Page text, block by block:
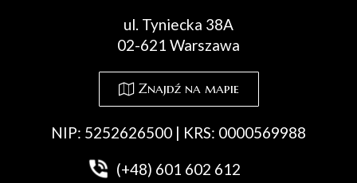
ul. Tyniecka 38A
02-621 Warszawa
Znajdź na mapie
NIP: 5252626500 | KRS: 0000569988
(+48) 601 602 612